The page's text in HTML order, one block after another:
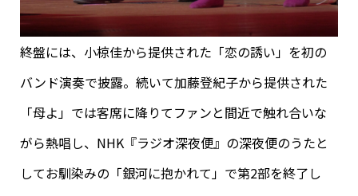
終盤には、小椋佳から提供された「恋の誘い」を初の
バンド演奏で披露。続いて加藤登紀子から提供された
「母よ」では客席に降りてファンと間近で触れ合いな
がら熱唱し、NHK『ラジオ深夜便』の深夜便のうたと
してお馴染みの「銀河に抱かれて」で第2部を終了し